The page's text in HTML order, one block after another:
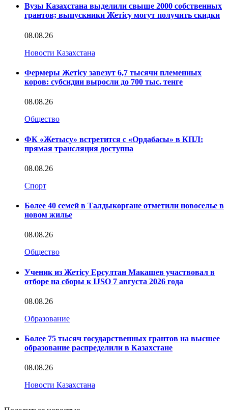
Вузы Казахстана выделили свыше 2000 собственных
грантов; выпускники Жетісу могут получить скидки
08.08.26
Новости Казахстана
Фермеры Жетісу завезут 6,7 тысячи племенных
коров: субсидии выросли до 700 тыс. тенге
08.08.26
Общество
ФК «Жетысу» встретится с «Ордабасы» в КПЛ:
прямая трансляция доступна
08.08.26
Спорт
Более 40 семей в Талдыкоргане отметили новоселье в
новом жилье
08.08.26
Общество
Ученик из Жетісу Ерсултан Макашев участвовал в
отборе на сборы к IJSO 7 августа 2026 года
08.08.26
Образование
Более 75 тысяч государственных грантов на высшее
образование распределили в Казахстане
08.08.26
Новости Казахстана